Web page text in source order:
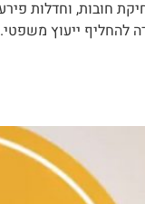
ייעוץ